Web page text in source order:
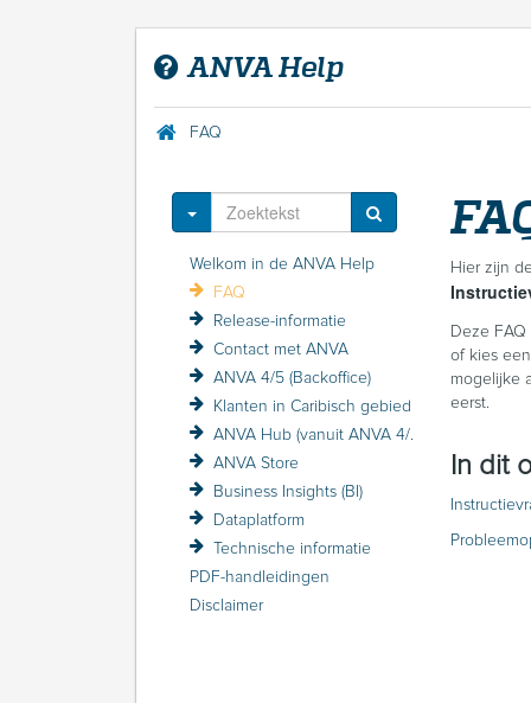
ANVA Help
FAQ
Toggle Dropdown
Welkom in de ANVA Help
FAQ
Release-informatie
Contact met ANVA
ANVA 4/5 (Backoffice)
Klanten in Caribisch gebied
ANVA Hub (vanuit ANVA 4/5)
ANVA Store
Business Insights (BI)
Dataplatform
Technische informatie
PDF-handleidingen
Disclaimer
Hier zijn
Deze
of kies
mogelijke
eerst.
In dit